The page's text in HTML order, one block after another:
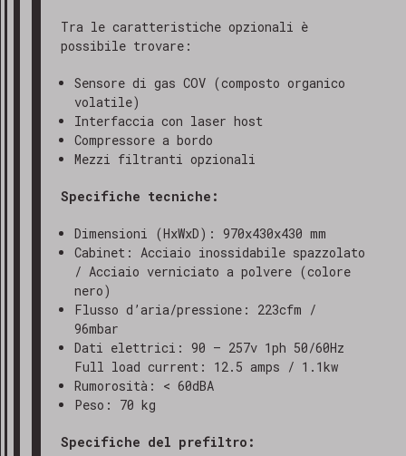
Tra le caratteristiche opzionali è
possibile trovare:
Sensore di gas COV (composto organico
volatile)
Interfaccia con laser host
Compressore a bordo
Mezzi filtranti opzionali
Specifiche tecniche:
Dimensioni (HxWxD): 970x430x430 mm
Cabinet: Acciaio inossidabile spazzolato
/ Acciaio verniciato a polvere (colore
nero)
Flusso d’aria/pressione: 223cfm /
96mbar
Dati elettrici: 90 – 257v 1ph 50/60Hz
Full load current: 12.5 amps / 1.1kw
Rumorosità: < 60dBA
Peso: 70 kg
Specifiche del prefiltro: